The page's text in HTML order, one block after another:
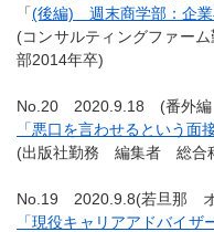
「(後編) 週末商学部：企業
(コンサルティングファー
部2014年卒)
No.20 2020.9.18 (番外
「悪口を言わせるという面
(出版社勤務 編集者 総合
No.19 2020.9.8(若旦那
「現役キャリアアドバイ